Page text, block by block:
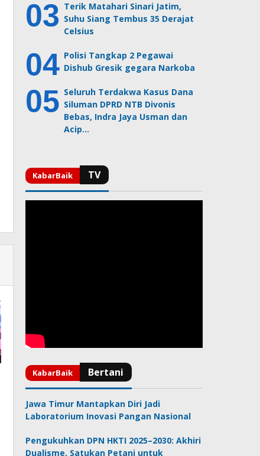
Terik Matahari Sinari Jatim,
Suhu Siang Tembus 35 Derajat
Celsius
Polisi Tangkap 2 Pegawai
Dishub Gresik gegara Narkoba
Seluruh Terdakwa Kasus Dana
Siluman DPRD NTB Divonis
Bebas, Indra Jaya Usman dan
Acip…
Jawa Timur Mantapkan Diri Jadi
Laboratorium Inovasi Pangan Nasional
Pengukuhkan DPN HKTI 2025–2030: Akhiri
Dualisme, Satukan Petani untuk